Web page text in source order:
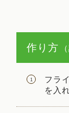
作り方
フラ
を入